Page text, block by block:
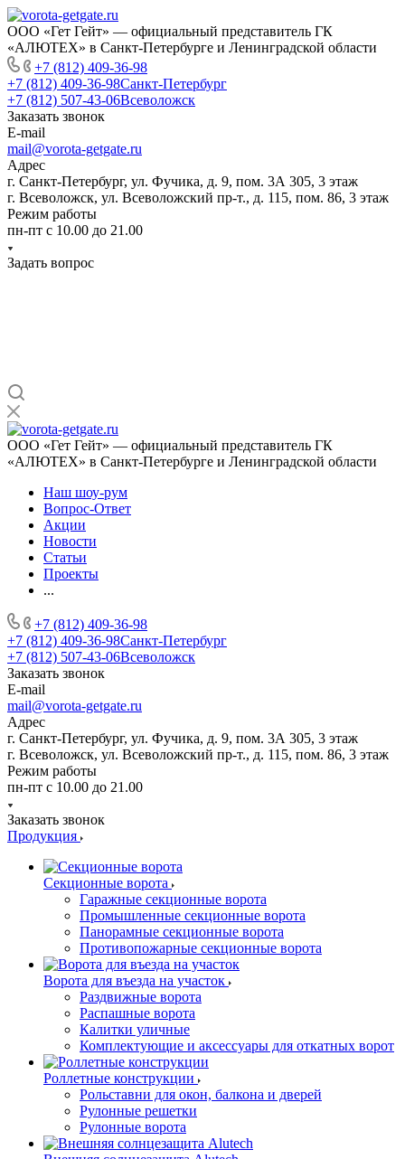
ООО «Гет Гейт» — официальный представитель ГК
«АЛЮТЕХ» в Санкт-Петербурге и Ленинградской области
+7 (812) 409-36-98
+7 (812) 409-36-98Санкт-Петербург
+7 (812) 507-43-06Всеволожск
Заказать звонок
E-mail
mail@vorota-getgate.ru
Адрес
г. Санкт-Петербург, ул. Фучика, д. 9, пом. 3А 305, 3 этаж
г. Всеволожск, ул. Всеволожский пр-т., д. 115, пом. 86, 3 этаж
Режим работы
пн-пт c 10.00 до 21.00
Задать вопрос
ООО «Гет Гейт» — официальный представитель ГК
«АЛЮТЕХ» в Санкт-Петербурге и Ленинградской области
Наш шоу-рум
Вопрос-Ответ
Акции
Новости
Статьи
Проекты
...
+7 (812) 409-36-98
+7 (812) 409-36-98Санкт-Петербург
+7 (812) 507-43-06Всеволожск
Заказать звонок
E-mail
mail@vorota-getgate.ru
Адрес
г. Санкт-Петербург, ул. Фучика, д. 9, пом. 3А 305, 3 этаж
г. Всеволожск, ул. Всеволожский пр-т., д. 115, пом. 86, 3 этаж
Режим работы
пн-пт c 10.00 до 21.00
Заказать звонок
Продукция
Секционные ворота
Гаражные секционные ворота
Промышленные секционные ворота
Панорамные секционные ворота
Противопожарные секционные ворота
Ворота для въезда на участок
Раздвижные ворота
Распашные ворота
Калитки уличные
Комплектующие и аксессуары для откатных ворот
Роллетные конструкции
Рольставни для окон, балкона и дверей
Рулонные решетки
Рулонные ворота